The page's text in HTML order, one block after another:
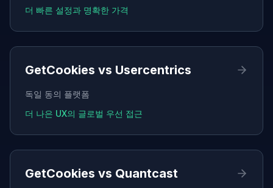
더 빠른 설정과 명확한 가격
GetCookies vs Usercentrics
독일 동의 플랫폼
더 나은 UX의 글로벌 우선 접근
GetCookies vs Quantcast